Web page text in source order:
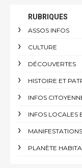
RUBRIQUES
ASSOS INFOS
CULTURE
DÉCOUVERTES
HISTOIRE ET
INFOS
INFOS LOCALES
PLANÈTE